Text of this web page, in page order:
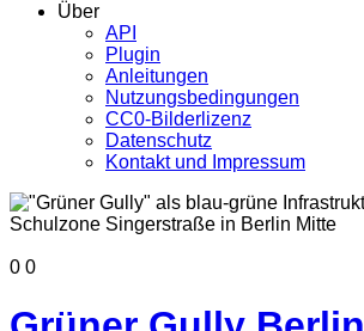
Über
API
Plugin
Anleitungen
Nutzungsbedingungen
CC0-Bilderlizenz
Datenschutz
Kontakt und Impressum
0 0